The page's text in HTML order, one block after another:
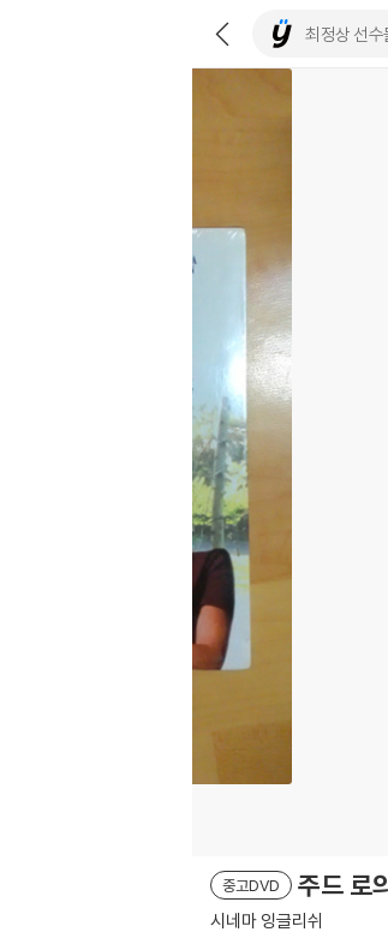
중고DVD 주드 로
시네마 잉글리쉬